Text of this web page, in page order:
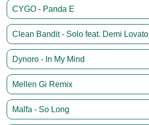
CYGO - Panda E
Clean Bandit - Solo feat. Demi Lovato
Dynoro - In My Mind
Mellen Gi Remix
Malfa - So Long